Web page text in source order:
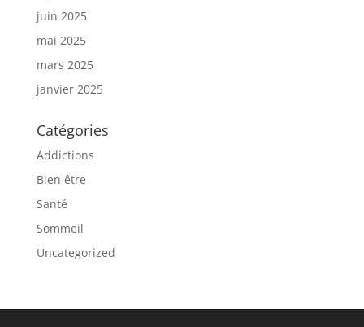
juin 2025
mai 2025
mars 2025
janvier 2025
Catégories
Addictions
Bien être
Santé
Sommeil
Uncategorized